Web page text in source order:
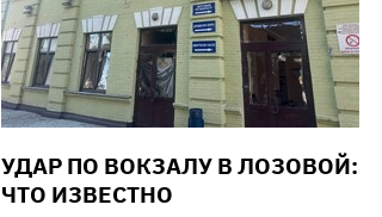
УДАР ПО ВОКЗАЛУ В ЛОЗОВОЙ:
ЧТО ИЗВЕСТНО